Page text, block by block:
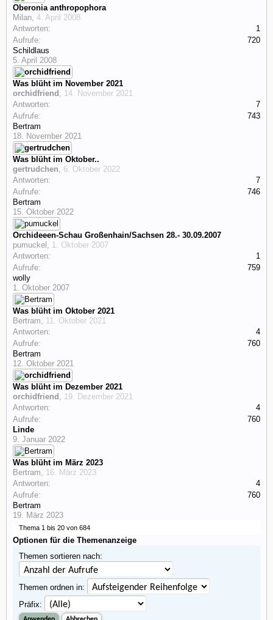
Oberonia anthropophora
Milan, 4. April 2008
Antworten:
1
Aufrufe:
720
Schildlaus
5. April 2008
Was blüht im November 2021
orchidfriend , 14. November 2021
Antworten:
7
Aufrufe:
743
Bertram
18. November 2021
Was blüht im Oktober..
gertrudchen, 6. Oktober 2022
Antworten:
7
Aufrufe:
746
Bertram
15. Oktober 2022
Orchideeen-Schau Großenhain/Sachsen 28.- 30.09.2007
pumuckel , 1. Oktober 2007
Antworten:
1
Aufrufe:
759
wolly
1. Oktober 2007
Was blüht im Oktober 2021
Bertram, 11. Oktober 2021
Antworten:
4
Aufrufe:
760
Bertram
12. Oktober 2021
Was blüht im Dezember 2021
orchidfriend , 19. Dezember 2021
Antworten:
4
Aufrufe:
760
Linde
9. Januar 2022
Was blüht im März 2023
Bertram, 16. März 2023
Antworten:
4
Aufrufe:
760
Bertram
19. März 2023
Thema 1 bis 20 von 684
Optionen für die Themenanzeige
Themen sortieren nach:
Themen ordnen in:
Präfix: